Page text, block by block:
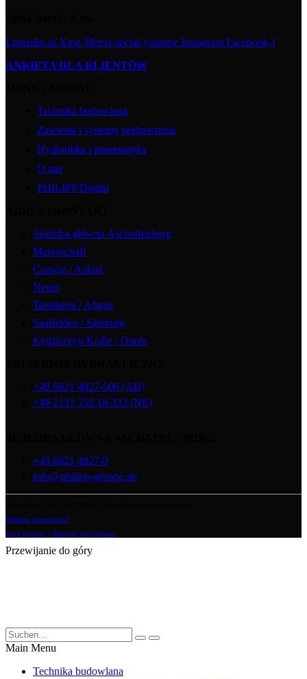
Linkedin-in Xing Metriz-social-youtube Instagram Facebook-f
ANKIETA DLA KLIENTÓW
Technika budowlana
Zawiesia i systemy podnoszenia
Hydraulika i pneumatyka
O nas
PHILIPP Digital
Siedziba główna Aschaffenburg
Mainaschaff
Coswig / Anhalt
Neuss
Tannheim / Allgäu
Saalfelden / Salzburg
Kędzierzyn-Koźle / Opole
+49 6021 4027-500 (AB)
+49 2131 359 18-333 (NE)
+49 6021 4027-0
info@philipp-gruppe.de
Polityka prywatności
Nota prawna / Warunki korzystania
Przewijanie do góry
Main Menu
Technika budowlana